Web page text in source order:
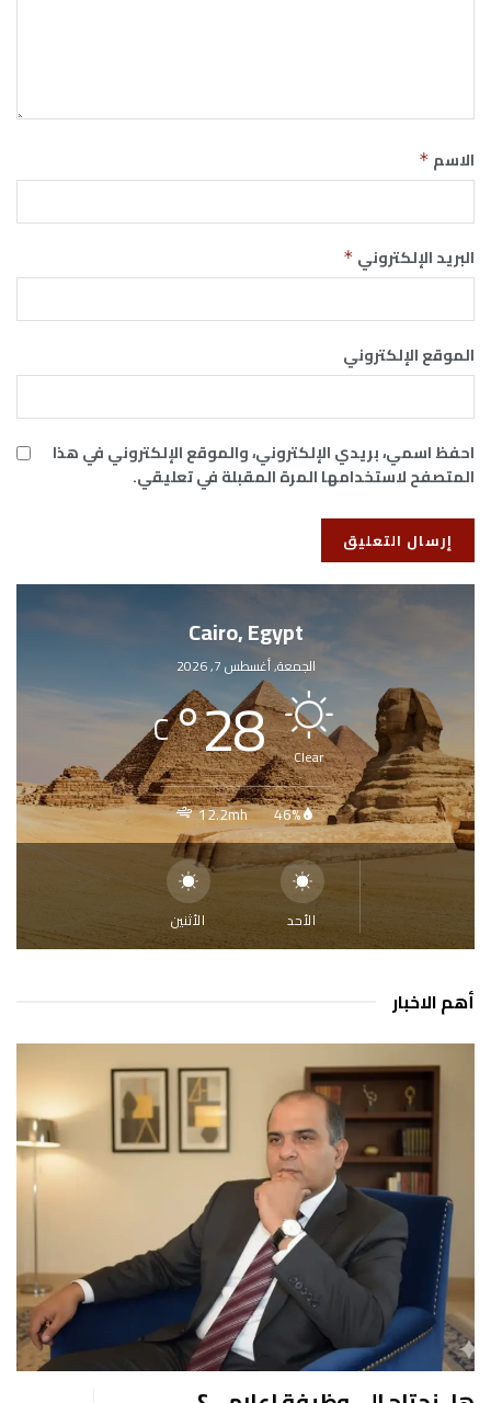
الاسم *
البريد الإلكتروني *
الموقع الإلكتروني
احفظ اسمي، بريدي الإلكتروني، والموقع الإلكتروني في هذا
المتصفح لاستخدامها المرة المقبلة في تعليقي.
Cairo, Egypt
الجمعة, أغسطس 7, 2026
Clear
28
°
C
46%
12.2mh
الأحد الأثنين
أهم الاخبار